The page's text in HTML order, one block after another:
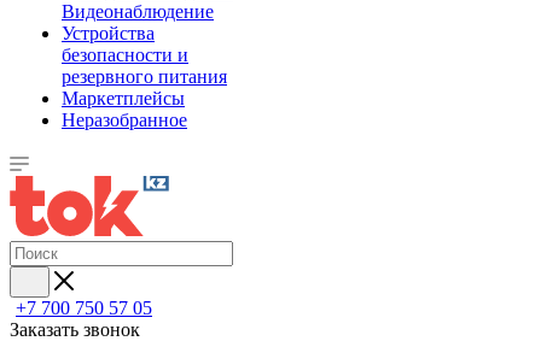
Видеонаблюдение
Устройства
безопасности и
резервного питания
Маркетплейсы
Неразобранное
+7 700 750 57 05
Заказать звонок